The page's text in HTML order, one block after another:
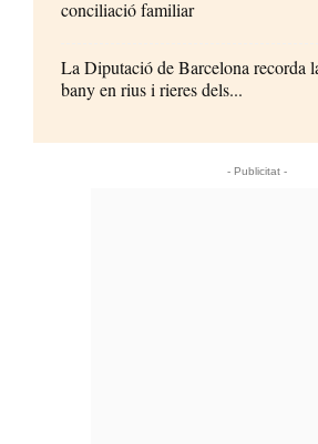
conciliació familiar
La Diputació de Barcelona recorda
bany en rius i rieres dels...
- Publicitat -